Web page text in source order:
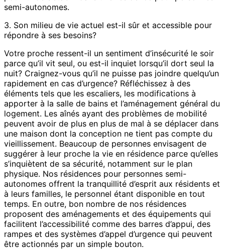
semi-autonomes.
3. Son milieu de vie actuel est-il sûr et accessible pour
répondre à ses besoins?
Votre proche ressent-il un sentiment d’insécurité le soir
parce qu’il vit seul, ou est-il inquiet lorsqu’il dort seul la
nuit? Craignez-vous qu’il ne puisse pas joindre quelqu’un
rapidement en cas d’urgence? Réfléchissez à des
éléments tels que les escaliers, les modifications à
apporter à la salle de bains et l’aménagement général du
logement. Les aînés ayant des problèmes de mobilité
peuvent avoir de plus en plus de mal à se déplacer dans
une maison dont la conception ne tient pas compte du
vieillissement. Beaucoup de personnes envisagent de
suggérer à leur proche la vie en résidence parce qu’elles
s’inquiètent de sa sécurité, notamment sur le plan
physique. Nos résidences pour personnes semi-
autonomes offrent la tranquillité d’esprit aux résidents et
à leurs familles, le personnel étant disponible en tout
temps. En outre, bon nombre de nos résidences
proposent des aménagements et des équipements qui
facilitent l’accessibilité comme des barres d’appui, des
rampes et des systèmes d’appel d’urgence qui peuvent
être actionnés par un simple bouton.